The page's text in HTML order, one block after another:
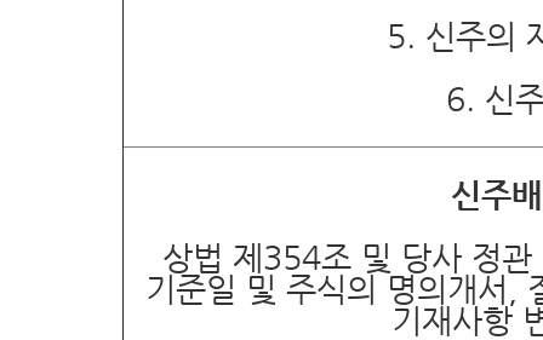
5. 신주의
6. 신
신주
상법 제 354조 및 당사 정관
기준일 및 주식의 명의개서
기재사항